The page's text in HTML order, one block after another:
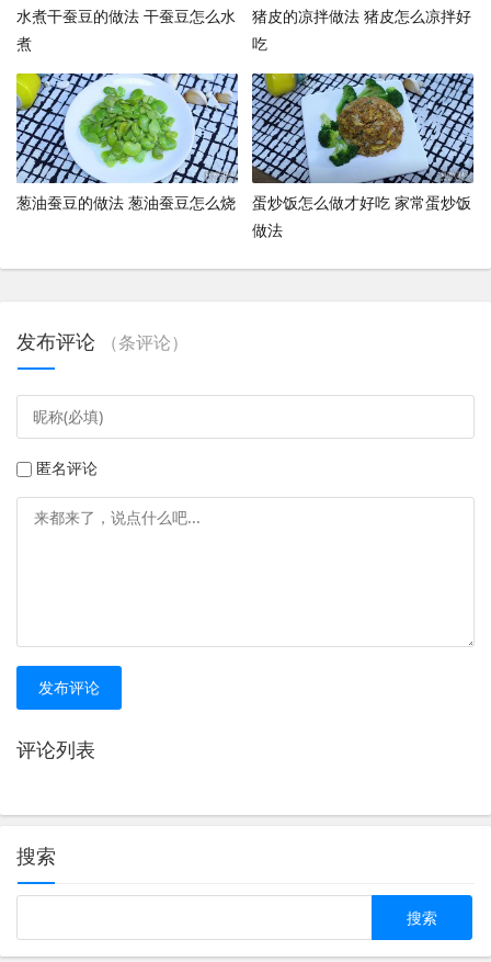
水煮干蚕豆的做法 干蚕豆怎么水
煮
猪皮的凉拌做法 猪皮怎么凉拌好
吃
葱油蚕豆的做法 葱油蚕豆怎么烧
蛋炒饭怎么做才好吃 家常蛋炒饭
做法
发布评论 （条评论）
匿名评论
发布评论
评论列表
搜索